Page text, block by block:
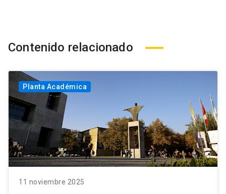
Contenido relacionado
Planta Académica
11 noviembre 2025